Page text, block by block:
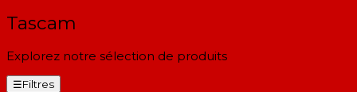
Tascam
Explorez notre sélection de produits
☰Filtres